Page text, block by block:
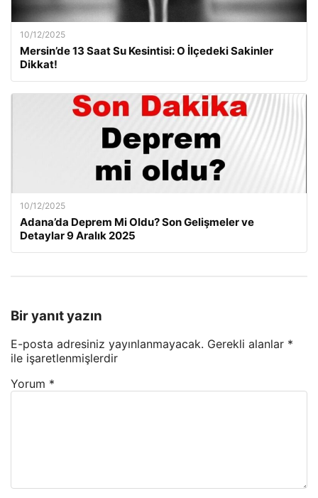
10/12/2025
Mersin’de 13 Saat Su Kesintisi: O İlçedeki Sakinler
Dikkat!
10/12/2025
Adana’da Deprem Mi Oldu? Son Gelişmeler ve
Detaylar 9 Aralık 2025
Bir yanıt yazın
E-posta adresiniz yayınlanmayacak. Gerekli alanlar *
ile işaretlenmişlerdir
Yorum *